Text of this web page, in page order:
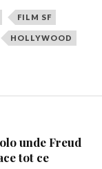
FILM SF
HOLLYWOOD
unde Freud
tot ce